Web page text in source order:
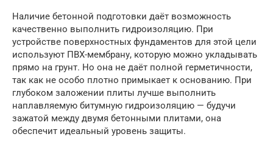
Наличие бетонной подготовки даёт возможность
качественно выполнить гидроизоляцию. При
устройстве поверхностных фундаментов для этой цели
используют ПВХ-мембрану, которую можно укладывать
прямо на грунт. Но она не даёт полной герметичности,
так как не особо плотно примыкает к основанию. При
глубоком заложении плиты лучше выполнить
наплавляемую битумную гидроизоляцию — будучи
зажатой между двумя бетонными плитами, она
обеспечит идеальный уровень защиты.